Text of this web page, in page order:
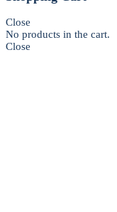
Close
No products in the cart.
Close